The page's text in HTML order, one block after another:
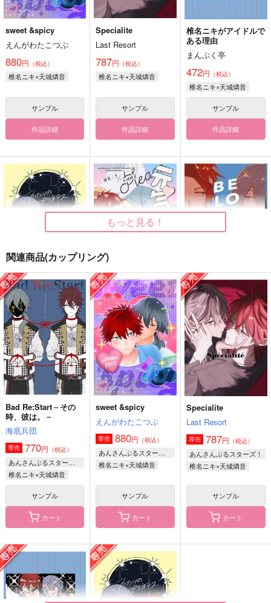
sweet &spicy
えんがわたこつぶ
880円 （税込）
椎名ニキ×天城燐音
サンプル
作品詳細
Specialite
Last Resort
787円 （税込）
椎名ニキ×天城燐音
サンプル
作品詳細
椎名ニキがアイドルで
ある理由
まんぷく亭
472円 （税込）
椎名ニキ×天城燐音
サンプル
作品詳細
ふたりのプラネテス
まんぷく亭
787円（税込）
椎名ニキ×天城燐音
サンプル
作品詳細
元気になったら
PicaresqueRomeo
629円（税込）
椎名ニキ×天城燐音
サンプル
作品詳細
belong with
まぐろファンタジア
629円（税込）
天城燐音×椎名ニキ
サンプル
作品詳細
Chu Chu
120秒
787円（税込）
天城燐音×椎名ニキ
なんだかんだありまし
て結婚しました
寄生中
629円（税込）
天城燐音×椎名ニキ
MINIRINI
もっと見る！
関連商品(カップリング)
Bad Re:Start－その
時、彼は。－
海底兵団
専売 770円 （税込）
あんさんぶるスターズ！
椎名ニキ×天城燐音
サンプル
カート
sweet &spicy
えんがわたこつぶ
専売 880円 （税込）
あんさんぶるスターズ！
椎名ニキ×天城燐音
サンプル
カート
Specialite
Last Resort
専売 787円 （税込）
あんさんぶるスターズ！
椎名ニキ×天城燐音
サンプル
カート